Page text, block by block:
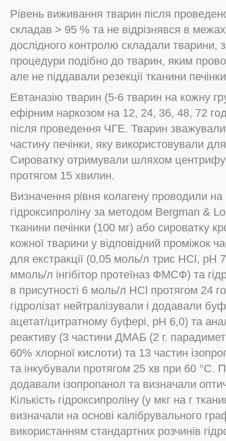
Рівень виживання тварин після
складав > 95 % та не відрізнявся в
дослідного контролю складали тварини,
процедури подібно до тварин, яким
але не піддавали резекції тканини
Евтаназію тварин (5-6 тварин на кожну
ефірним наркозом на 12, 24, 36, 48, 72
після проведення ЧГЕ. Тварин
частину печінки, яку використовували
Сироватку отримували шляхом
протягом 15 хвилин.
Визначення рівня колагену проводили на
гідроксипроліну за методом Bergman &
тканини печінки (100 мг) або сироватку
кожної тварини у відповідний проміжок
для екстракції (0,05 моль/л трис HCl,
ммоль/л інгібітор протеїназ ФМСФ) та
в присутності 6 моль/л НСl протягом 24
гідролізат нейтралізували і додавали
ацетат/цитратному буфері, рН 6,0) та
реактиву (3 частини ДМАБ (2 г.
60% хлорної кислоти) та 13 частин
та інкубували протягом 25 хв при 60 °С.
додавали ізопропанол та визначали
Кількість гідроксипроліну (у мкг на г
визначали на основі калібрувального
використанням стандартних розчинів